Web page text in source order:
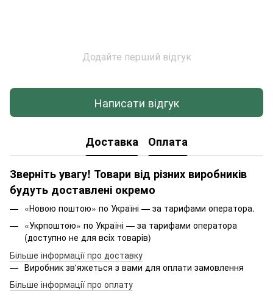
Додайте перший відгук
Написати відгук
Доставка Оплата
Зверніть увагу! Товари від різних виробників
будуть доставлені окремо
«Новою поштою» по Україні — за тарифами оператора.
«Укрпоштою» по Україні — за тарифами оператора
(доступно не для всіх товарів)
Більше інформації про доставку
Виробник зв'яжеться з вами для оплати замовлення
Більше інформації про оплату